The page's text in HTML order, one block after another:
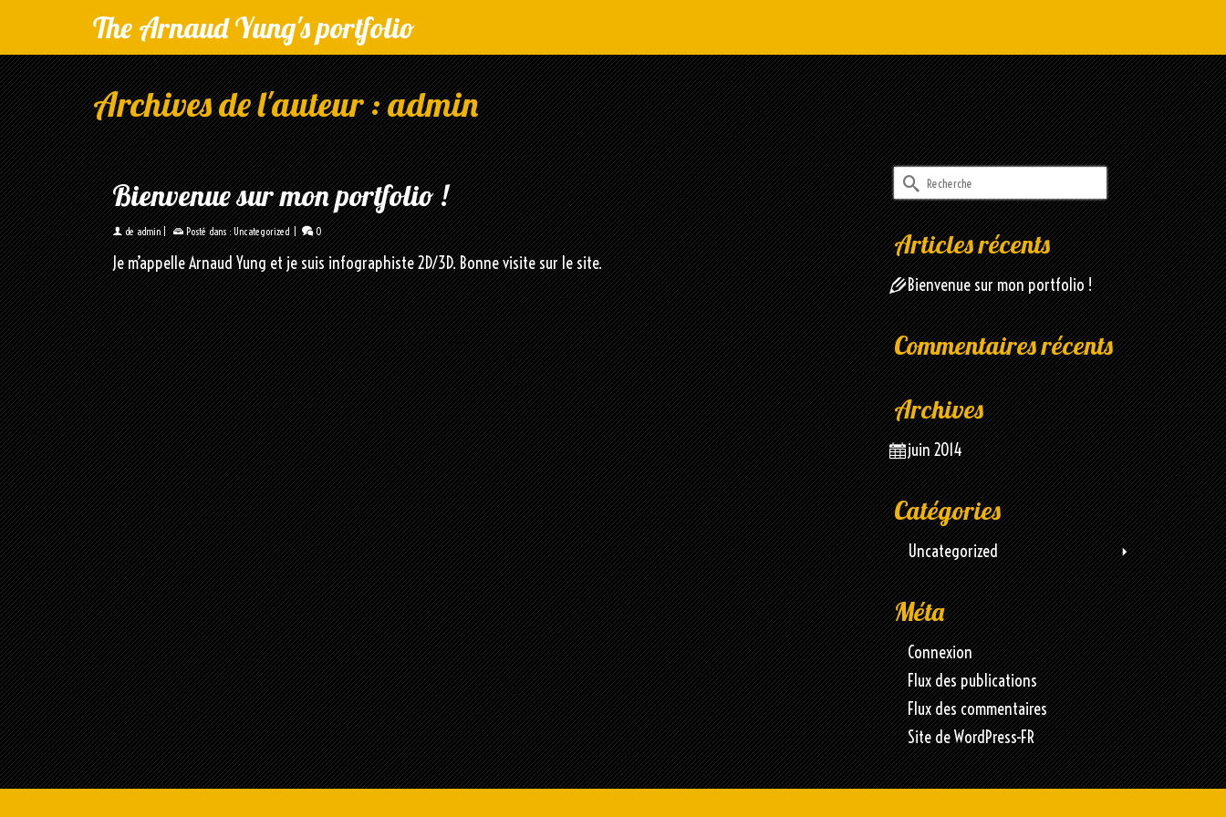
The Arnaud Yung's portfolio
Archives de l'auteur : admin
Bienvenue sur mon portfolio !
deadmin | Posté dans :Uncategorized | 0
Je m’appelle Arnaud Yung et je suis infographiste 2D/3D. Bonne visite sur le site.
Rechercher :
Articles récents
Bienvenue sur mon portfolio !
Commentaires récents
Archives
juin 2014
Catégories
Uncategorized
Méta
Connexion
Flux des publications
Flux des commentaires
Site de WordPress-FR